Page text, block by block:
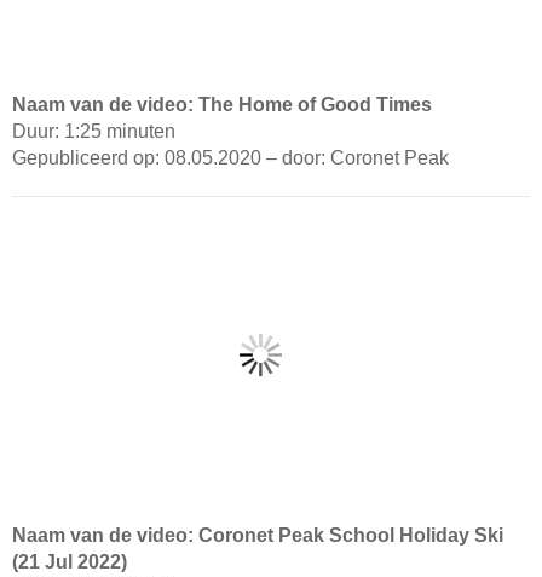
Naam van de video: The Home of Good Times
Duur: 1:25 minuten
Gepubliceerd op: 08.05.2020 – door: Coronet Peak
Naam van de video: Coronet Peak School Holiday Ski
(21 Jul 2022)